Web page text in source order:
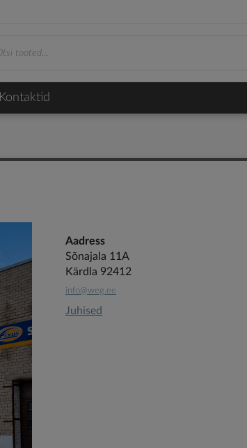
Kontaktid
Aadress
Sõnajala 11A
Kärdla 92412
info@weg.ee
Juhised